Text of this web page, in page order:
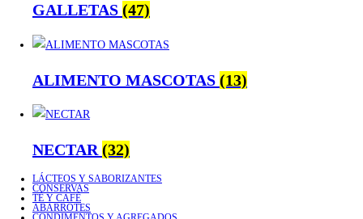
GALLETAS (47)
ALIMENTO MASCOTAS (13)
NECTAR (32)
LÁCTEOS Y SABORIZANTES
CONSERVAS
TÉ Y CAFÉ
ABARROTES